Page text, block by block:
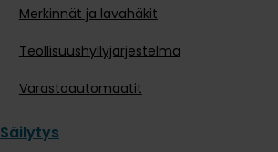
Merkinnät ja lavahäkit
Teollisuushyllyjärjestelmä
Varastoautomaatit
Säilytys